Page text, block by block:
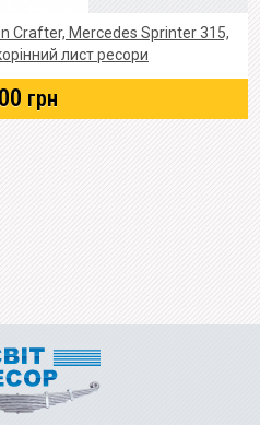
Crafter, Mercedes Sprinter 315,
лист ресори
грн